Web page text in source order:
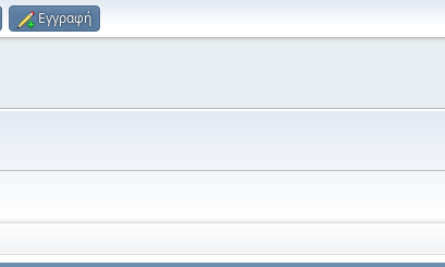
Εγγραφή